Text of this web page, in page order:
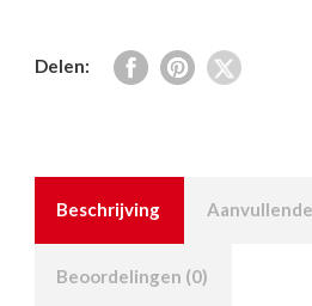
Delen:
Beschrijving
Beoordelingen (0)